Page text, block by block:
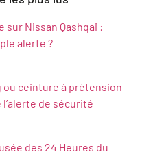
sur Nissan Qashqai :
alerte ?
ou ceinture à prétension
de sécurité
des 24 Heures du